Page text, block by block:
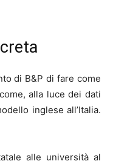
di B&P di fare come
alla luce dei dati
inglese all’Italia.
alle università al